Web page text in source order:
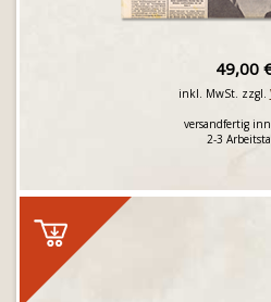
49,00
inkl. MwSt. zzgl.
versandfertig
2-3